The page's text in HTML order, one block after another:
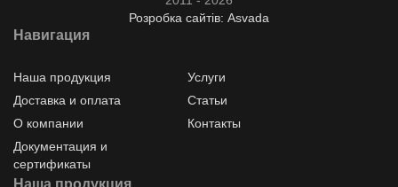
Розробка сайтів: Asvada
Навигация
Наша продукция
Услуги
Доставка и оплата
Статьи
О компании
Контакты
Документация и
сертификаты
Наша продукция